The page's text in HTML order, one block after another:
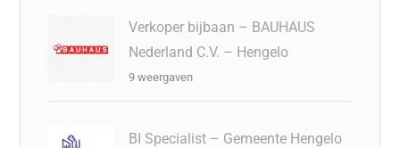
Verkoper bijbaan – BAUHAUS
Nederland C.V. – Hengelo
9 weergaven
BI Specialist – Gemeente Hengelo